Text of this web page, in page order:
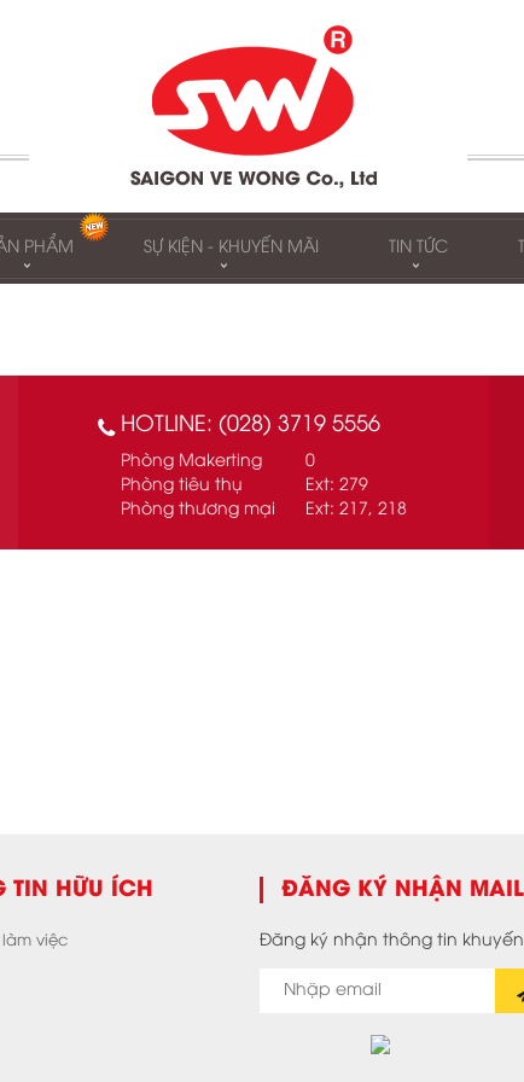
PHẨM SỰ KIỆN - KHUYẾN MÃI TIN TỨC
HOTLINE: (028) 3719 5556
Phòng Makerting
Phòng tiêu thụ
Phòng thương mại
0
Ext: 279
Ext: 217, 218
TIN HỮU ÍCH
làm việc
ĐĂNG KÝ NHẬN MAIL
Đăng ký nhận thông tin